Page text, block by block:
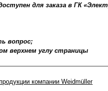
для заказа в ГК
вопрос;
верхнем углу страницы
компании Weidmüller